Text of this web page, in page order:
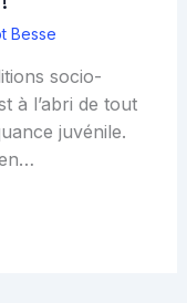
Besse
socio-
à l’abri de tout
juvénile.